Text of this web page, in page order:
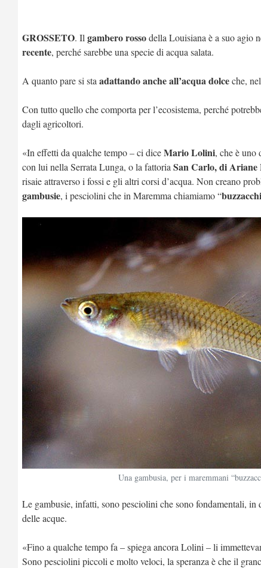
GROSSETO. Il gambero rossodella Louisiana è a suo agio
recente, perché sarebbe una specie di acqua salata.
A quanto pare si sta adattando anche all’acqua dolceche,
Con tutto quello che comporta per l’ecosistema, perché
dagli agricoltori.
«In effetti da qualche tempo – ci diceMario Lolini, che è uno
con lui nella Serrata Lunga, o la fattoria San Carlo, di
risaie attraverso i fossi e gli altri corsi d’acqua. Non creano
gambusie, i pesciolini che in Maremma chiamiamo “
Una gambusia, per i maremmani
Le gambusie, infatti, sono pesciolini che sono fondamentali, in
delle acque.
«Fino a qualche tempo fa – spiega ancora Lolini – li
Sono pesciolini piccoli e molto veloci, la speranza è che il